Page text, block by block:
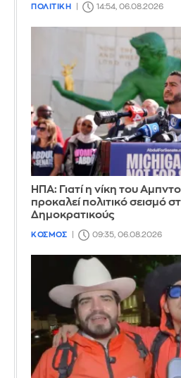
ΠΟΛΙΤΙΚΗ 14:54, 06.08.2026
ΗΠΑ: Γιατί η νίκη του
προκαλεί πολιτικό σεισμό
Δημοκρατικούς
ΚΟΣΜΟΣ 09:35, 06.08.2026